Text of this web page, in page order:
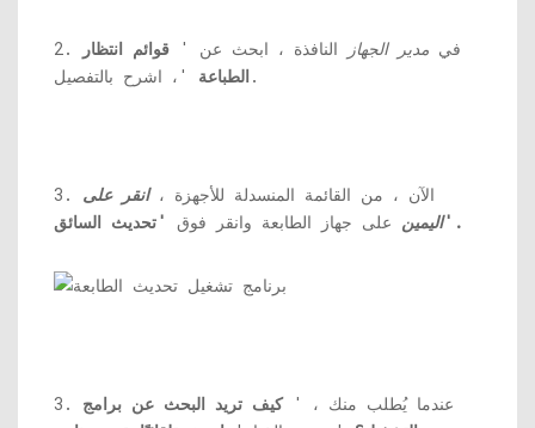
2. في مدير الجهاز النافذة ، ابحث عن ' قوائم انتظار
الطباعة '، اشرح بالتفصيل.
3. الآن ، من القائمة المنسدلة للأجهزة ،انقر على
اليمين على جهاز الطابعة وانقر فوق 'تحديث السائق'.
3. عندما يُطلب منك ، 'كيف تريد البحث عن برامج